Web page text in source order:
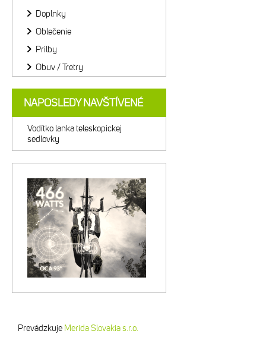
Doplnky
Oblečenie
Prilby
Obuv / Tretry
NAPOSLEDY NAVŠTÍVENÉ
Vodítko lanka teleskopickej
sedlovky
Prevádzkuje Merida Slovakia s.r.o.